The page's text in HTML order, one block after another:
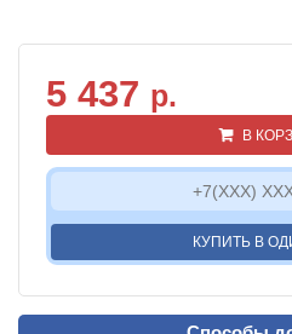
5 437 р.
В
КУПИТЬ В